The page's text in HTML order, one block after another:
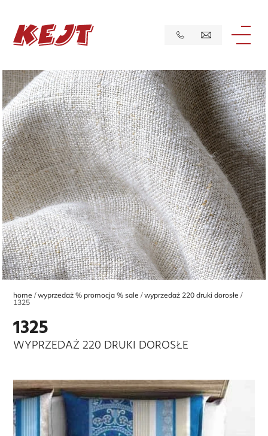
home wyprzedaż % promocja % sale
wyprzedaż 220 druki dorosłe
1325
1325
WYPRZEDAŻ 220 DRUKI DOROSŁE